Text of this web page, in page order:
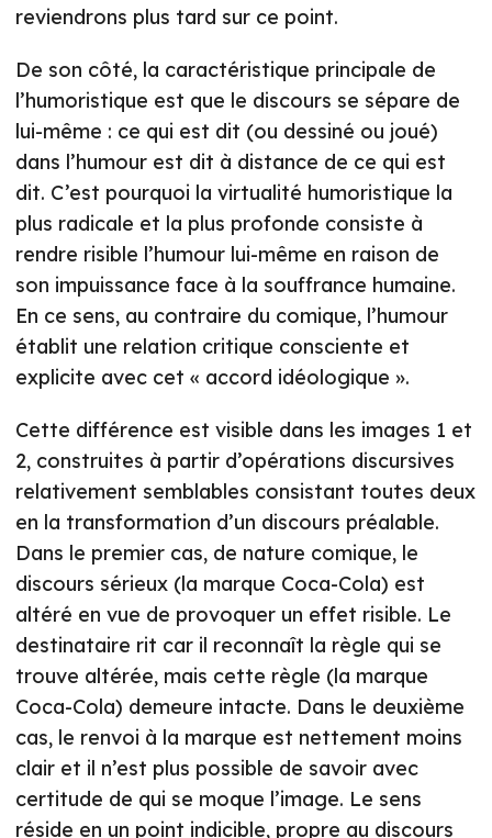
reviendrons plus tard sur ce point.
De son côté, la caractéristique principale de
l’humoristique est que le discours se sépare de
lui-même : ce qui est dit (ou dessiné ou joué)
dans l’humour est dit à distance de ce qui est
dit. C’est pourquoi la virtualité humoristique la
plus radicale et la plus profonde consiste à
rendre risible l’humour lui-même en raison de
son impuissance face à la souffrance humaine.
En ce sens, au contraire du comique, l’humour
établit une relation critique consciente et
explicite avec cet « accord idéologique ».
Cette différence est visible dans les images 1 et
2, construites à partir d’opérations discursives
relativement semblables consistant toutes deux
en la transformation d’un discours préalable.
Dans le premier cas, de nature comique, le
discours sérieux (la marque Coca-Cola) est
altéré en vue de provoquer un effet risible. Le
destinataire rit car il reconnaît la règle qui se
trouve altérée, mais cette règle (la marque
Coca-Cola) demeure intacte. Dans le deuxième
cas, le renvoi à la marque est nettement moins
clair et il n’est plus possible de savoir avec
certitude de qui se moque l’image. Le sens
réside en un point indicible, propre au discours